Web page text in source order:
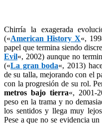
Chirría la exagerada
(«American History X«,
papel que termina siendo
Evil«, 2002) aunque no
(«La gran boda«, 2013)
de su talla, mejorando con el
con la progresión de su rol.
metros bajo tierra«, 2001-
peso en la trama y no
los sentidos y llega muy
Pese a que no se evidencia